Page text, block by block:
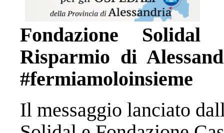
Fondazione
Risparmio di
#fermiamoloinsieme
Il messaggio lanciato